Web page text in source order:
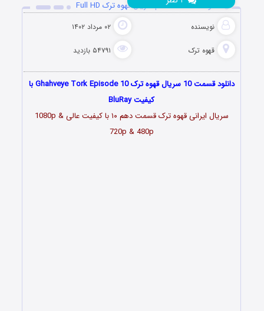
دانلود قسمت 10 دهم سریال قهوه ترک Full HD
نویسنده ۰۲ مرداد ۱۴۰۲
قهوه ترک ۵۴۷۹۱ بازدید
دانلود قسمت 10 سریال قهوه ترک Ghahveye Tork Episode 10 با
کیفیت BluRay
سریال ایرانی قهوه ترک قسمت دهم ۱۰ با کیفیت عالی 1080p &
720p & 480p